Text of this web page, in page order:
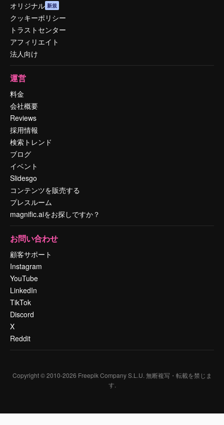
オリジナル 新規
クッキーポリシー
トラストセンター
アフィリエイト
法人向け
運営
料金
会社概要
Reviews
採用情報
検索トレンド
ブログ
イベント
Slidesgo
コンテンツを販売する
プレスルーム
magnific.aiをお探しですか？
お問い合わせ
顧客サポート
Instagram
YouTube
LinkedIn
TikTok
Discord
X
Reddit
Copyright © 2010-2026 Freepik Company S.L.U. 無断複写・転載を禁じま
す.